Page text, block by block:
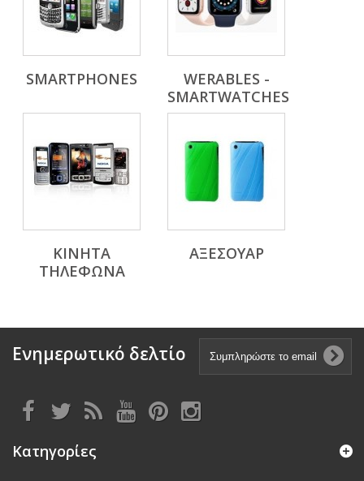
SMARTPHONES
WERABLES -
SMARTWATCHES
ΚΙΝΗΤΑ
ΤΗΛΕΦΩΝΑ
ΑΞΕΣΟΥΑΡ
Ενημερωτικό δελτίο
Κατηγορίες